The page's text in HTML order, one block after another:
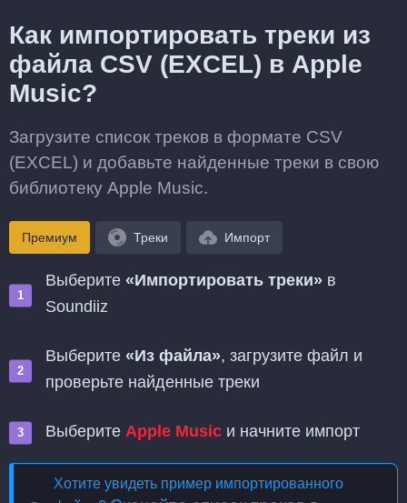
Как импортировать треки из
файла CSV (EXCEL) в Apple
Music?
Загрузите список треков в формате CSV
(EXCEL) и добавьте найденные треки в свою
библиотеку Apple Music.
Премиум Треки Импорт
Выберите «Импортировать треки» в
Soundiiz
Выберите «Из файла», загрузите файл и
проверьте найденные треки
Выберите Apple Music и начните импорт
Хотите увидеть пример импортированного